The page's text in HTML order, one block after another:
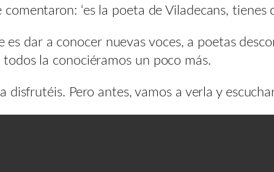
‘es la poeta de Viladecans, tienes
dar a conocer nuevas voces, a poetas
la conociéramos un poco más.
Pero antes, vamos a verla y